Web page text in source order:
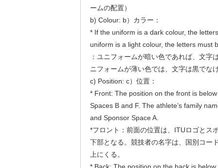
ームの配置）
b) Colour: b）カラー：
* If the uniform is a dark colour, the
uniform is a light colour, the letters must
：ユニフォームが暗い色であれば、文字
ニフォームが薄い色では、文字は黒でな
c) Position: c）位置：
* Front: The position on the front is
Spaces B and F. The athlete’s family
and Sponsor Space A.
*フロント：前面の位置は、ITUロゴとス
下部となる。競技者の名字は、国別コー
上にくる。